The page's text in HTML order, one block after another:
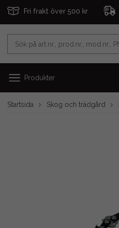
Fri frakt över 500 kr
Produkter
Startsida Skog och trädgård